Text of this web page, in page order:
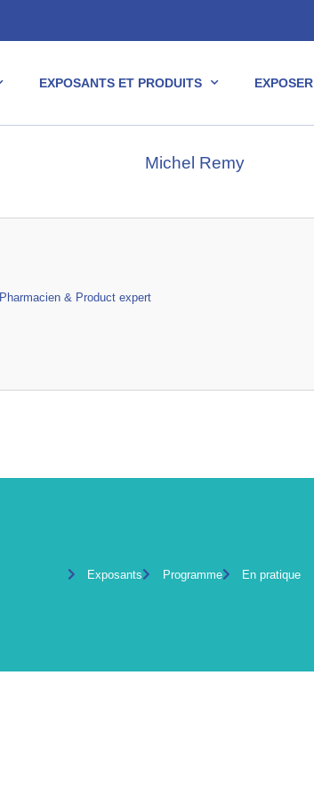
EXPOSANTS ET PRODUITS EXPOSER
Michel Remy
Pharmacien & Product expert
Exposants Programme En pratique